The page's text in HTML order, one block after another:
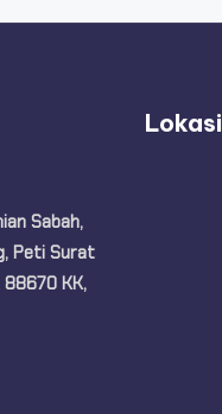
Sabah,
Peti Surat
88670 KK,
Lokasi